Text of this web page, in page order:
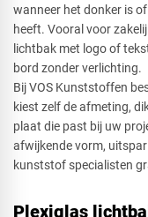
wanneer het donker is
heeft. Vooral voor
lichtbak met logo of
bord zonder verlichting.
Bij VOS Kunststoffen
kiest zelf de afmeting,
plaat die past bij uw
afwijkende vorm,
kunststof specialisten
Plexiglas